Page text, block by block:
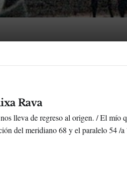
Rava
lleva de regreso al origen. / El mío
del meridiano 68 y el paralelo 54 /a